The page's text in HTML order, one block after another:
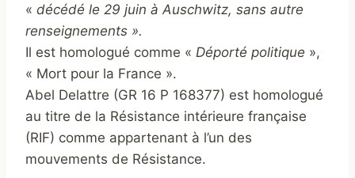
« décédé le 29 juin à Auschwitz, sans autre
renseignements ».
Il est homologué comme « Déporté politique »,
« Mort pour la France ».
Abel Delattre (GR 16 P 168377) est homologué
au titre de la Résistance intérieure française
(RIF) comme appartenant à l’un des
mouvements de Résistance.